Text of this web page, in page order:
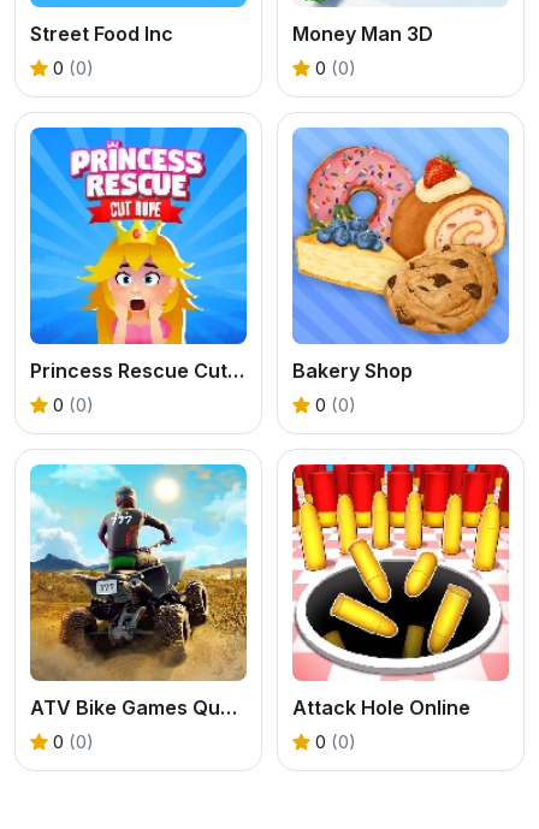
Street Food Inc
0 (0)
Money Man 3D
0 (0)
Princess Rescue Cut Rope
0 (0)
Bakery Shop
0 (0)
ATV Bike Games Quad Offroad
0 (0)
Attack Hole Online
0 (0)